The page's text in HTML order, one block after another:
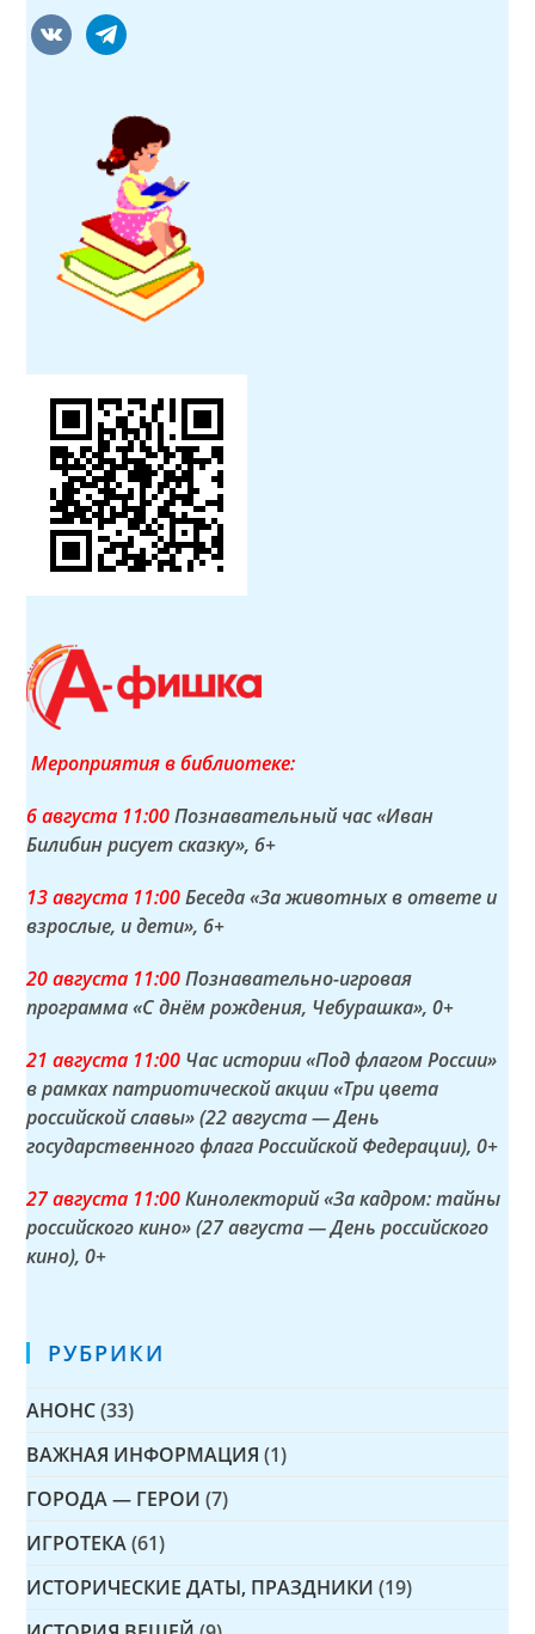
vkontaktetelegram
Мероприятия в библиотеке:
6 августа 11:00Познавательный час «Иван
Билибин рисует сказку», 6+
13 августа 11:00Беседа «За животных в ответе и
взрослые, и дети», 6+
20 августа 11:00Познавательно-игровая
программа «С днём рождения, Чебурашка», 0+
21 августа 11:00 Час истории «Под флагом России»
в рамках патриотической акции «Три цвета
российской славы» (22 августа — День
государственного флага Российской Федерации), 0+
27 августа 11:00Кинолекторий «За кадром: тайны
российского кино» (27 августа — День российского
кино), 0+
РУБРИКИ
АНОНС (33)
ВАЖНАЯ ИНФОРМАЦИЯ (1)
ГОРОДА — ГЕРОИ (7)
ИГРОТЕКА (61)
ИСТОРИЧЕСКИЕ ДАТЫ, ПРАЗДНИКИ (19)